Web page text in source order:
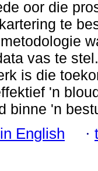
oor die
te
vas te
is die
'n
binne 'n
English ·